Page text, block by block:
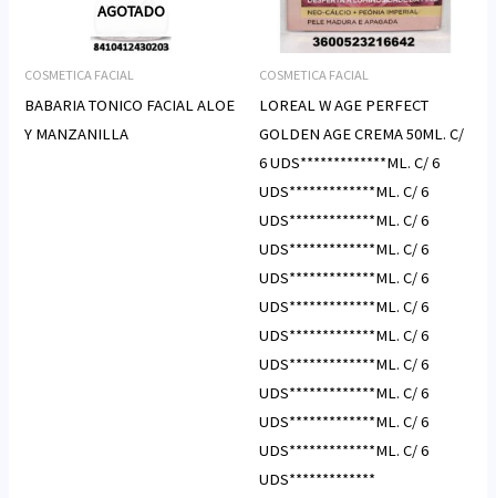
AGOTADO
COSMETICA FACIAL
BABARIA TONICO FACIAL ALOE
Y MANZANILLA
COSMETICA FACIAL
LOREAL W AGE PERFECT
GOLDEN AGE CREMA 50ML. C/
6 UDS*************ML. C/ 6
UDS*************ML. C/ 6
UDS*************ML. C/ 6
UDS*************ML. C/ 6
UDS*************ML. C/ 6
UDS*************ML. C/ 6
UDS*************ML. C/ 6
UDS*************ML. C/ 6
UDS*************ML. C/ 6
UDS*************ML. C/ 6
UDS*************ML. C/ 6
UDS*************